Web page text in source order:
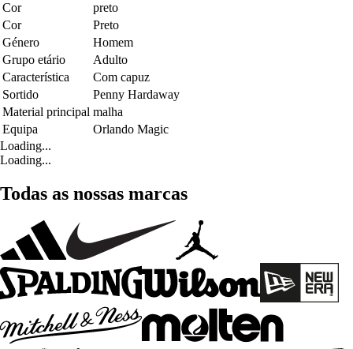
Cor
preto
Cor
Preto
Género
Homem
Grupo etário
Adulto
Característica
Com capuz
Sortido
Penny Hardaway
Material principal malha
Equipa
Orlando Magic
Loading...
Loading...
Todas as nossas marcas